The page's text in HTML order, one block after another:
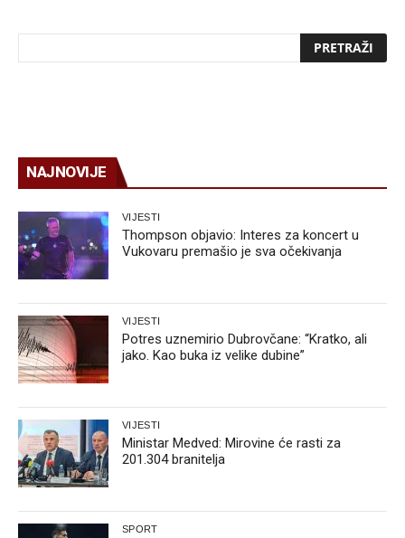
NAJNOVIJE
VIJESTI
Thompson objavio: Interes za koncert u
Vukovaru premašio je sva očekivanja
VIJESTI
Potres uznemirio Dubrovčane: “Kratko, ali
jako. Kao buka iz velike dubine”
VIJESTI
Ministar Medved: Mirovine će rasti za
201.304 branitelja
SPORT